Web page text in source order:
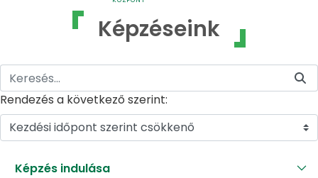
Képzéseink
Rendezés a következő szerint:
Kezdési időpont szerint csökkenő
Képzés indulása